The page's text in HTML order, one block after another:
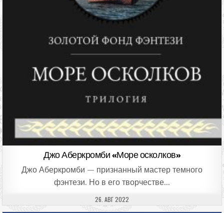
Джо Аберкромби «Море осколков»
Джо Аберкромби — признанный мастер темного
фэнтези. Но в его творчестве…
ДАТА ПУБЛИКАЦИИ:
26. АВГ 2022